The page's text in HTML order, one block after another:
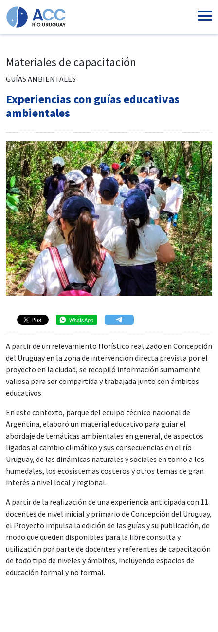
Ir al contenido principal
Materiales de capacitación
GUÍAS AMBIENTALES
Experiencias con guías educativas
ambientales
WhatsApp
A partir de un relevamiento florístico realizado en Concepción
del Uruguay en la zona de intervención directa prevista por el
proyecto en la ciudad, se recopiló información sumamente
valiosa para ser compartida y trabajada junto con ámbitos
educativos.
En este contexto, parque del equipo técnico nacional de
Argentina, elaboró un material educativo para guiar el
abordaje de temáticas ambientales en general, de aspectos
ligados al cambio climático y sus consecuencias en el río
Uruguay, de las dinámicas naturales y sociales en torno a los
humedales, los ecosistemas costeros y otros temas de gran
interés a nivel local y regional.
A partir de la realización de una experiencia anticipada con 11
docentes de nivel inicial y primario de Concepción del Uruguay,
el Proyecto impulsa la edición de las guías y su publicación, de
modo que queden disponibles para la libre consulta y
utilización por parte de docentes y referentes de capacitación
de todo tipo de niveles y ámbitos, incluyendo espacios de
educación formal y no formal.